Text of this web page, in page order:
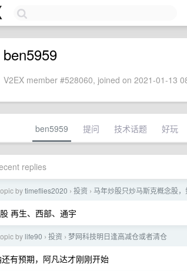
ben5959
V2EX member #528060, joined on 2021-01-13
ben5959 提问 技术话题 好玩
replies
bytimeflies2020 › 投资 › 马年炒股只炒马斯克概念股，
再生、西部、通宇
by life90 › 投资 › 梦网科技明日逢高减仓或者清仓
有预期，阿凡达才刚刚开始